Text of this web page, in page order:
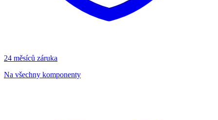
24 měsíců záruka
Na všechny komponenty